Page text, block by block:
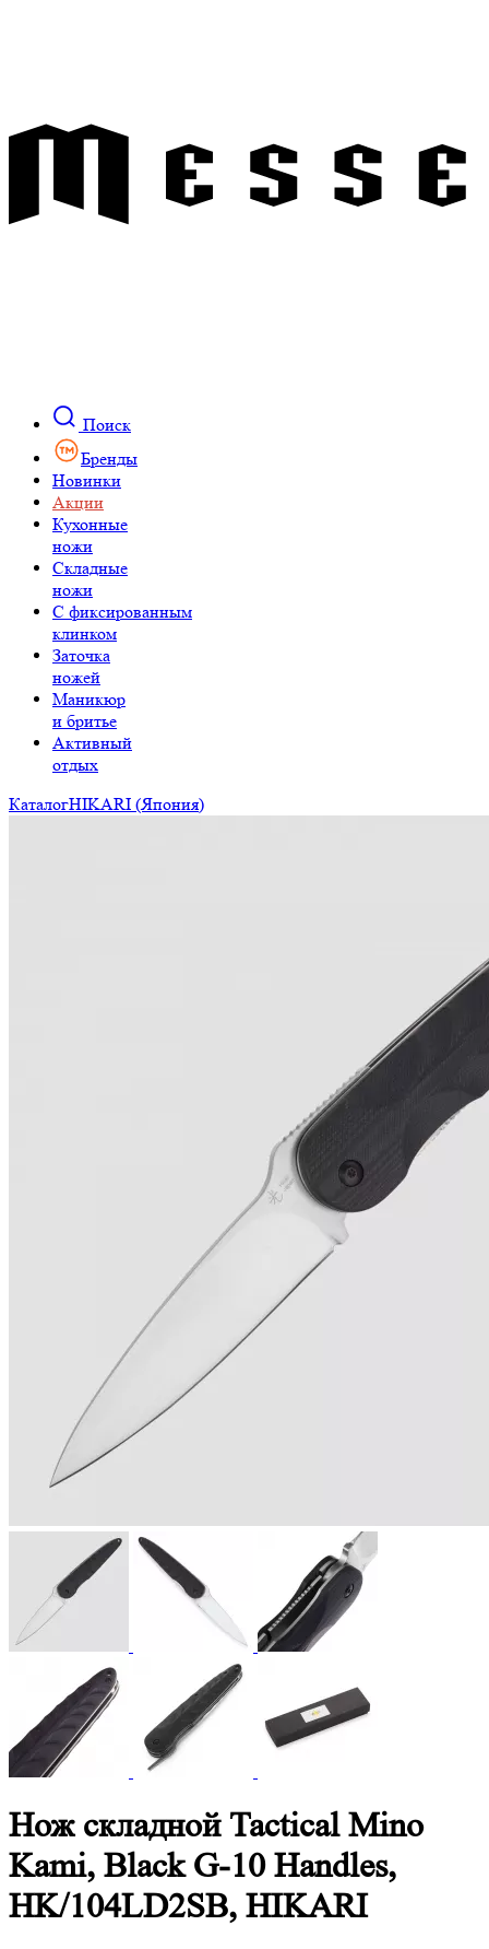
Поиск
Бренды
Новинки
Акции
Кухонные
ножи
Складные
ножи
C фиксированным
клинком
Заточка
ножей
Маникюр
и бритье
Активный
отдых
КаталогHIKARI (Япония)
Нож складной Tactical Mino
Kami, Black G-10 Handles,
HK/104LD2SB, HIKARI